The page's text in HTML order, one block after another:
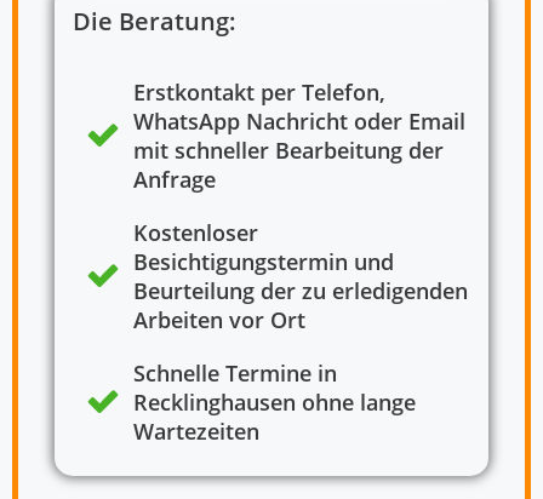
Die Beratung:
Erstkontakt per Telefon,
WhatsApp Nachricht oder Email
mit schneller Bearbeitung der
Anfrage
Kostenloser
Besichtigungstermin und
Beurteilung der zu erledigenden
Arbeiten vor Ort
Schnelle Termine in
Recklinghausen ohne lange
Wartezeiten